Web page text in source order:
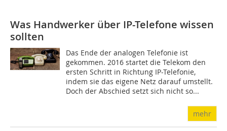
Was Handwerker über IP-Telefone wissen
sollten
Das Ende der analogen Telefonie ist
gekommen. 2016 startet die Telekom den
ersten Schritt in Richtung IP-Telefonie,
indem sie das eigene Netz darauf umstellt.
Doch der Abschied setzt sich nicht so...
mehr